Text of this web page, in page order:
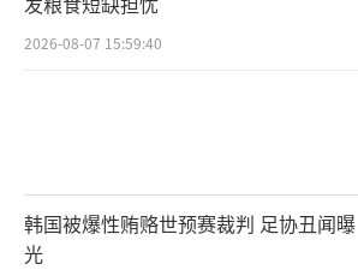
2026-08-07 15:59:40
韩国被爆性贿赂世预赛裁判 足协丑闻曝
光